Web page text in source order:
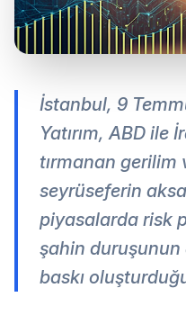
İstanbul, 9
Yatırım, ABD ile
tırmanan gerilim
seyrüseferin
piyasalarda risk
şahin duruşunun
baskı